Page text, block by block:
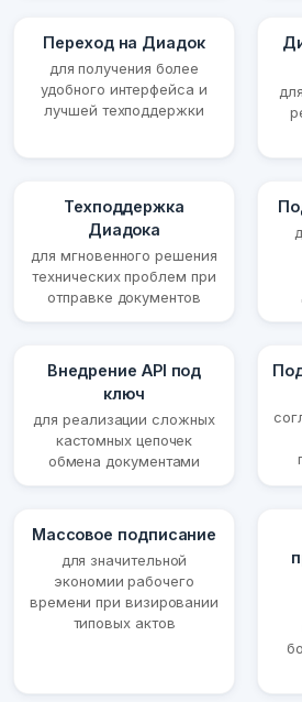
Переход на Диадок
для получения более
удобного интерфейса и
лучшей техподдержки
Техподдержка
Диадока
для мгновенного решения
технических проблем при
отправке документов
Внедрение API под
ключ
для реализации сложных
кастомных цепочек
обмена документами
Массовое подписание
для значительной
экономии рабочего
времени при визировании
типовых актов